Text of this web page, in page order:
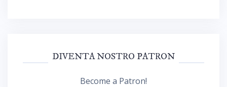
DIVENTA NOSTRO PATRON
Become a Patron!